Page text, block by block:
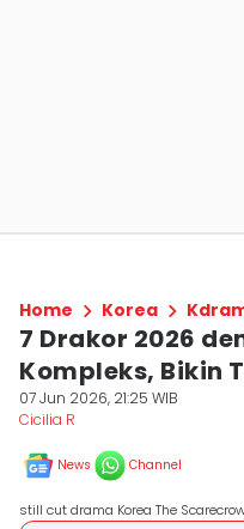
Home Korea
7 Drakor 2026
Kompleks, Bikin
07 Jun 2026, 21:25 WIB
Cicilia R
News Channel
still cut drama Korea The